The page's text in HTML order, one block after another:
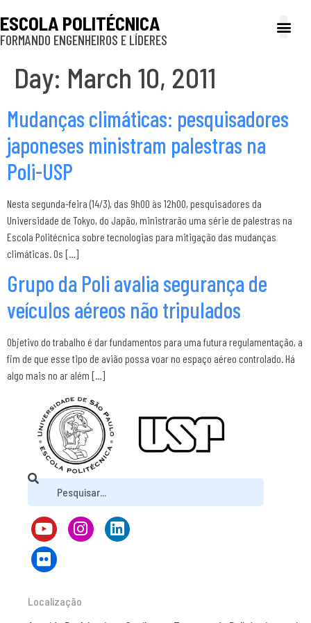
ESCOLA POLITÉCNICA
FORMANDO ENGENHEIROS E LÍDERES
Day: March 10, 2011
Mudanças climáticas: pesquisadores
japoneses ministram palestras na
Poli-USP
Nesta segunda-feira (14/3), das 9h00 às 12h00, pesquisadores da
Universidade de Tokyo, do Japão, ministrarão uma série de palestras na
Escola Politécnica sobre tecnologias para mitigação das mudanças
climáticas. Os […]
Grupo da Poli avalia segurança de
veículos aéreos não tripulados
Objetivo do trabalho é dar fundamentos para uma futura regulamentação, a
fim de que esse tipo de avião possa voar no espaço aéreo controlado. Há
algo mais no ar além […]
Localização